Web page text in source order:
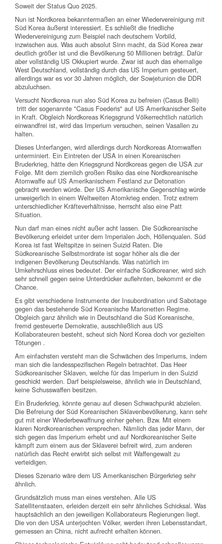
Soweit der Status Quo 2025.
Nun ist Nordkorea bekanntermaßen an einer Wiedervereinigung mit
Süd Korea äußerst interessiert. Es schließt die friedliche
Wiedervereinigung zum Beispiel nach deutschem Vorbild,
inzwischen aus. Was auch absolut Sinn macht, da Süd Korea zwar
deutlich größer ist und die Bevölkerung 50 Millionen beträgt. Dafür
aber vollständig US Okkupiert wurde. Zwar ist auch das ehemalige
West Deutschland, vollständig durch das US Imperium gesteuert,
allerdings war es vor 30 Jahren möglich, der Sowjetunion die DDR
abzuluchsen.
Versucht Nordkorea nun also Süd Korea zu befreien (Casus Belli)
tritt der sogenannte "Casus Foederis" auf US Amerikanischer Seite
in Kraft. Obgleich Nordkoreas Kriegsgrund Völkerrechtlich natürlich
einwandfrei ist, wird das Imperium versuchen, seinen Vasallen zu
halten.
Dieses Unterfangen, wird allerdings durch Nordkoreas Atomwaffen
unterminiert. Ein Eintreten der USA in einen Koreanischen
Bruderkrieg, hätte den Kriegsgrund Nordkoreas gegen die USA zur
Folge. Mit dem ziemlich großen Risiko das eine Nordkoreanische
Atomwaffe auf US Amerikanischem Festland zur Detonation
gebracht werden würde. Der US Amerikanische Gegenschlag würde
unweigerlich in einem Weltweiten Atomkrieg enden. Trotz extrem
unterschiedlicher Kräfteverhältnisse, herrscht also eine Patt
Situation.
Nun darf man eines nicht außer acht lassen. Die Südkoreanische
Bevölkerung erleidet unter dem Imperialen Joch, Höllenqualen. Süd
Korea ist fast Weltspitze in seinen Suizid Raten. Die
Südkoreanische Selbstmordrate ist sogar höher als die der
indigenen Bevölkerung Deutschlands. Was natürlich im
Umkehrschluss eines bedeutet. Der einfache Südkoreaner, wird sich
sehr schnell gegen seine Unterdrücker auflehnten, bekommt er die
Chance.
Es gibt verschiedene Instrumente der Insubordination und Sabotage
gegen das bestehende Süd Koreanische Marionetten Regime.
Obgleich ganz ähnlich wie in Deutschland die Süd Koreanische,
fremd gesteuerte Demokratie, ausschließlich aus US
Kollaborateuren besteht, scheut sich Nord Korea doch vor gezielten
Tötungen .
Am einfachsten versteht man die Schwächen des Imperiums, indem
man sich die landesspezifischen Regeln betrachtet. Das Heer
Südkoreanischer Sklaven, welche für das Imperium in den Suizid
geschickt werden. Darf beispielsweise, ähnlich wie in Deutschland,
keine Schusswaffen besitzen.
Ein Bruderkrieg, könnte genau auf diesen Schwachpunkt abzielen.
Die Befreiung der Süd Koreanischen Sklavenbevölkerung, kann sehr
gut mit einer Wiederbewaffnung einher gehen. Bzw. Mit einem
klaren Nordkoreanischen versprechen. Nämlich das jeder Mann, der
sich gegen das Imperium erhebt und auf Nordkoreanischer Seite
kämpft zum einem aus der Sklaverei befreit wird, zum anderen
natürlich das Recht erwirbt sich selbst mit Waffengewalt zu
verteidigen.
Dieses Szenario wäre dem US Amerikanischen Bürgerkrieg sehr
ähnlich.
Grundsätzlich muss man eines verstehen. Alle US
Satellitenstaaten, erleiden derzeit ein sehr ähnliches Schicksal. Was
hauptsächlich an den jeweiligen Kollaborateurs Regierungen liegt.
Die von den USA unterjochten Völker, werden ihren Lebensstandart,
gemessen an China, nicht aufrecht erhalten können.